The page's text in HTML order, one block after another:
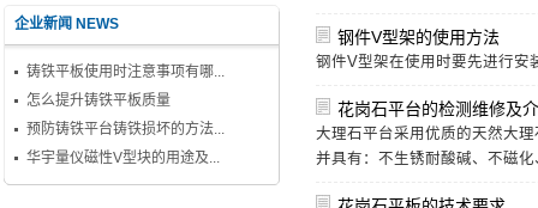
钢件V型架的使用方法
钢件V型架在使用时要先进行安
花岗石平台的检测维修及
大理石平台采用优质的天然大
并具有：不生锈耐酸碱、不磁
企业新闻 NEWS
铸铁平板使用时注意事项有哪...
怎么提升铸铁平板质量
预防铸铁平台铸铁损坏的方法...
华宇量仪磁性V型块的用途及...